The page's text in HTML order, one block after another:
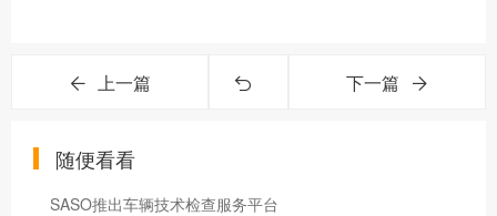
上一篇 下一篇
随便看看
SASO推出车辆技术检查服务平台